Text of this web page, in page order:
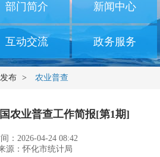
部门简介 新闻中心
互动交流 政务服务
布 > 农业普查
农业普查工作简报[第1期]
：2026-04-24 08:42
源：怀化市统计局